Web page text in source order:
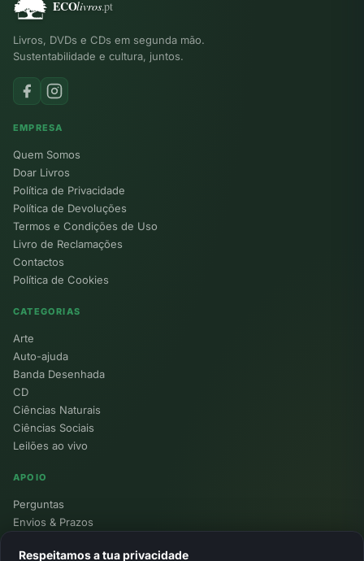
Livros, DVDs e CDs em segunda mão.
Sustentabilidade e cultura, juntos.
EMPRESA
Quem Somos
Doar Livros
Política de Privacidade
Política de Devoluções
Termos e Condições de Uso
Livro de Reclamações
Contactos
Política de Cookies
CATEGORIAS
Arte
Auto-ajuda
Banda Desenhada
CD
Ciências Naturais
Ciências Sociais
Leilões ao vivo
APOIO
Perguntas
Envios & Prazos
Devoluções
Respeitamos a tua privacidade